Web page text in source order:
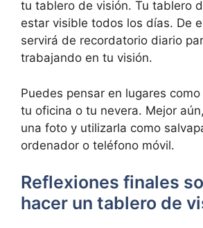
tu tablero de visión. Tu tablero
estar visible todos los días. De
servirá de recordatorio diario
trabajando en tu visión.
Puedes pensar en lugares
tu oficina o tu nevera. Mejor
una foto y utilizarla como
ordenador o teléfono móvil.
Reflexiones finales
hacer un tablero de